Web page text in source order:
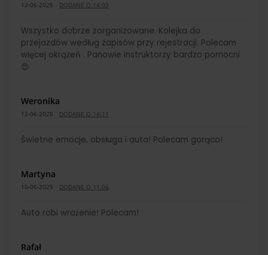
12-06-2025 DODANE O 14:03
Wszystko dobrze zorganizowane. Kolejka do
przejazdów według zapisów przy rejestracji. Polecam
więcej okrążeń . Panowie instruktorzy bardzo pomocni
😍
Weronika
12-06-2025 DODANE O 14:11
Świetne emocje, obsługa i auta! Polecam gorąco!
Martyna
10-06-2025 DODANE O 11:06
Auto robi wrażenie! Polecam!
Rafał